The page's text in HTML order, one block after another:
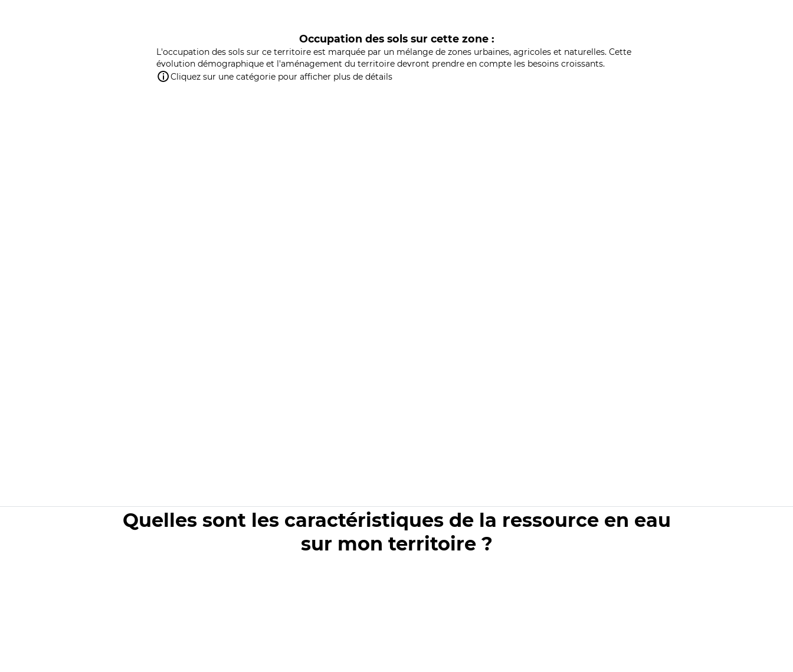
Occupation des sols sur cette zone :
L'occupation des sols sur ce territoire est marquée par un mélange de zones urbaines, agricoles et naturelles. Cette
évolution démographique et l'aménagement du territoire devront prendre en compte les besoins croissants.
Cliquez sur une catégorie pour afficher plus de détails
Quelles sont les caractéristiques de la ressource en eau
sur mon territoire ?